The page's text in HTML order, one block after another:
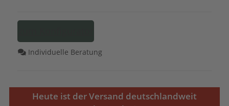
Individuelle Beratung
Heute ist der Versand deutschlandweit